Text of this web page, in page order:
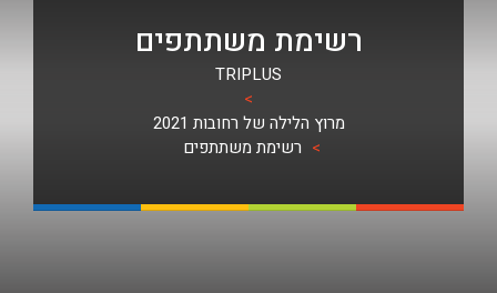
רשימת משתתפים
TRIPLUS
>
מרוץ הלילה של רחובות 2021
> רשימת משתתפים